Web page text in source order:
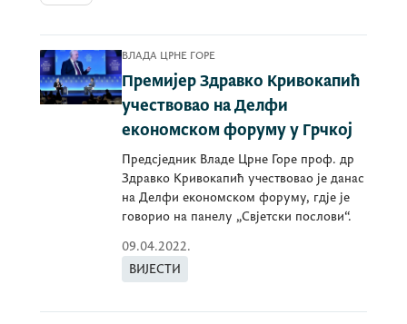
ВЛАДА ЦРНЕ ГОРЕ
Премијер Здравко Кривокапић
учествовао на Делфи
економском форуму у Грчкој
Предсједник Владе Црне Горе проф. др
Здравко Кривокапић учествовао је данас
на Делфи економском форуму, гдје је
говорио на панелу „Свјетски послови“.
09.04.2022.
ВИЈЕСТИ